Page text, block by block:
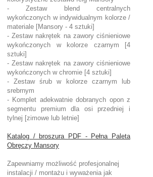
- Zestaw blend centralnych
wykończonych w indywidualnym kolorze /
materiale [Mansory - 4 sztuki]
- Zestaw nakrętek na zawory ciśnieniowe
wykończonych w kolorze czarnym [4
sztuki]
- Zestaw nakrętek na zawory ciśnieniowe
wykończonych w chromie [4 sztuki]
- Zestaw śrub w kolorze czarnym lub
srebrnym
- Komplet adekwatnie dobranych opon z
segmentu premium dla osi przedniej i
tylnej [zimowe lub letnie]
Katalog / broszura PDF - Pełna Paleta
Obręczy Mansory
Zapewniamy możliwość profesjonalnej
instalacji / montażu i wyważenia jak